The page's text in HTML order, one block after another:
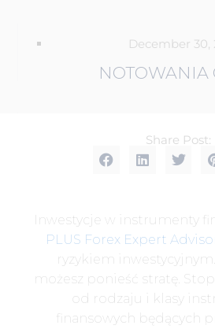
December 30,
NOTOWANIA
Share Post:
Inwestycje w instrumenty
PLUS Forex Expert
ryzykiem inwestycyjnym.
możesz ponieść stratę.
od rodzaju i klasy
finansowych będących